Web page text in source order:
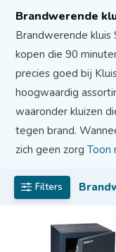
Brandwerende
Brandwerende kluis
kopen die 90
precies goed bij
hoogwaardig
waaronder kluizen
tegen brand.
zich geen zorgToon
Filters